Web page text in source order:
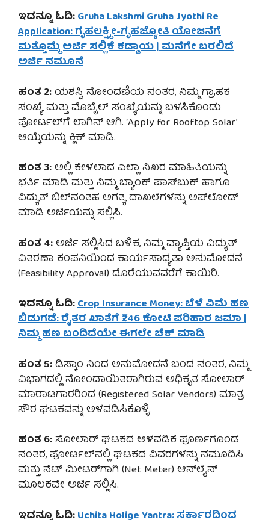
ಇದನ್ನೂ ಓದಿ:Gruha Lakshmi Gruha Jyothi Re
Application: ಗೃಹಲಕ್ಷ್ಮೀ-ಗೃಹಜ್ಯೋತಿ ಯೋಜನೆಗೆ
ಮತ್ತೊಮ್ಮೆ ಅರ್ಜಿ ಸಲ್ಲಿಕೆ ಕಡ್ಡಾಯ | ಮನೆಗೇ ಬರಲಿದೆ
ಅರ್ಜಿ ನಮೂನೆ
ಹಂತ 2:ಯಶಸ್ವಿ ನೋಂದಣಿಯ ನಂತರ, ನಿಮ್ಮ ಗ್ರಾಹಕ
ಸಂಖ್ಯೆ ಮತ್ತು ಮೊಬೈಲ್ ಸಂಖ್ಯೆಯನ್ನು ಬಳಸಿಕೊಂಡು
ಪೋರ್ಟಲ್‌ಗೆ ಲಾಗಿನ್ ಆಗಿ. ‘Apply for Rooftop Solar’
ಆಯ್ಕೆಯನ್ನು ಕ್ಲಿಕ್ ಮಾಡಿ.
ಹಂತ 3:ಅಲ್ಲಿ ಕೇಳಲಾದ ಎಲ್ಲಾ ನಿಖರ ಮಾಹಿತಿಯನ್ನು
ಭರ್ತಿ ಮಾಡಿ ಮತ್ತು ನಿಮ್ಮ ಬ್ಯಾಂಕ್ ಪಾಸ್‌ಬುಕ್ ಹಾಗೂ
ವಿದ್ಯುತ್ ಬಿಲ್‌ನಂತಹ ಅಗತ್ಯ ದಾಖಲೆಗಳನ್ನು ಅಪ್‌ಲೋಡ್
ಮಾಡಿ ಅರ್ಜಿಯನ್ನು ಸಲ್ಲಿಸಿ.
ಹಂತ 4:ಅರ್ಜಿ ಸಲ್ಲಿಸಿದ ಬಳಿಕ, ನಿಮ್ಮ ವ್ಯಾಪ್ತಿಯ ವಿದ್ಯುತ್
ವಿತರಣಾ ಕಂಪನಿಯಿಂದ ಕಾರ್ಯಸಾಧ್ಯತಾ ಅನುಮೋದನೆ
(Feasibility Approval) ದೊರೆಯುವವರೆಗೆ ಕಾಯಿರಿ.
ಇದನ್ನೂ ಓದಿ:Crop Insurance Money: ಬೆಳೆ ವಿಮೆ ಹಣ
ಬಿಡುಗಡೆ: ರೈತರ ಖಾತೆಗೆ ₹246 ಕೋಟಿ ಪರಿಹಾರ ಜಮಾ |
ನಿಮ್ಮ ಹಣ ಬಂದಿದೆಯೇ ಈಗಲೇ ಚೆಕ್ ಮಾಡಿ
ಹಂತ 5:ಡಿಸ್ಕಾಂ ನಿಂದ ಅನುಮೋದನೆ ಬಂದ ನಂತರ, ನಿಮ್ಮ
ವಿಭಾಗದಲ್ಲಿ ನೋಂದಾಯಿತರಾಗಿರುವ ಅಧಿಕೃತ ಸೋಲಾರ್
ಮಾರಾಟಗಾರರಿಂದ (Registered Solar Vendors) ಮಾತ್ರ
ಸೌರ ಘಟಕವನ್ನು ಅಳವಡಿಸಿಕೊಳ್ಳಿ.
ಹಂತ 6:ಸೋಲಾರ್ ಘಟಕದ ಅಳವಡಿಕೆ ಪೂರ್ಣಗೊಂಡ
ನಂತರ, ಪೋರ್ಟಲ್‌ನಲ್ಲಿ ಘಟಕದ ವಿವರಗಳನ್ನು ನಮೂದಿಸಿ
ಮತ್ತು ನೆಟ್ ಮೀಟರ್‌ಗಾಗಿ (Net Meter) ಆನ್‌ಲೈನ್
ಮೂಲಕವೇ ಅರ್ಜಿ ಸಲ್ಲಿಸಿ.
ಇದನ್ನೂ ಓದಿ:Uchita Holige Yantra: ಸರ್ಕಾರದಿಂದ